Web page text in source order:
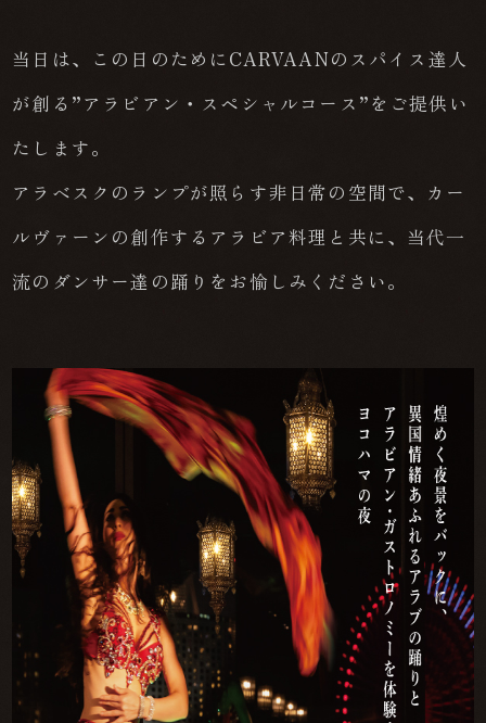
当日は、この日のためにCARVAANのスパイス達人
が創る”アラビアン・スペシャルコース”をご提供い
たします。
アラベスクのランプが照らす非日常の空間で、カー
ルヴァーンの創作するアラビア料理と共に、当代一
流のダンサー達の踊りをお愉しみください。